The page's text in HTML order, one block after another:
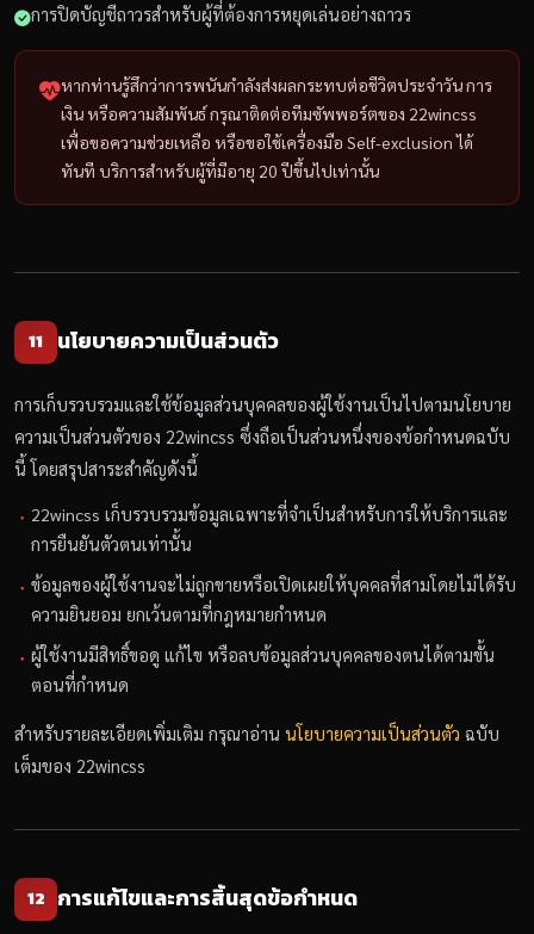
การปิดบัญชีถาวรสำหรับผู้ที่ต้องการหยุดเล่นอย่างถาวร
หากท่านรู้สึกว่าการพนันกำลังส่งผลกระทบต่อชีวิตประจำวัน การ
เงิน หรือความสัมพันธ์ กรุณาติดต่อทีมซัพพอร์ตของ 22wincss
เพื่อขอความช่วยเหลือ หรือขอใช้เครื่องมือ Self-exclusion ได้
ทันที บริการสำหรับผู้ที่มีอายุ 20 ปีขึ้นไปเท่านั้น
11 นโยบายความเป็นส่วนตัว
การเก็บรวบรวมและใช้ข้อมูลส่วนบุคคลของผู้ใช้งานเป็นไปตามนโยบาย
ความเป็นส่วนตัวของ 22wincss ซึ่งถือเป็นส่วนหนึ่งของข้อกำหนดฉบับ
นี้ โดยสรุปสาระสำคัญดังนี้
22wincss เก็บรวบรวมข้อมูลเฉพาะที่จำเป็นสำหรับการให้บริการและ
การยืนยันตัวตนเท่านั้น
ข้อมูลของผู้ใช้งานจะไม่ถูกขายหรือเปิดเผยให้บุคคลที่สามโดยไม่ได้รับ
ความยินยอม ยกเว้นตามที่กฎหมายกำหนด
ผู้ใช้งานมีสิทธิ์ขอดู แก้ไข หรือลบข้อมูลส่วนบุคคลของตนได้ตามขั้น
ตอนที่กำหนด
สำหรับรายละเอียดเพิ่มเติม กรุณาอ่าน นโยบายความเป็นส่วนตัว ฉบับ
เต็มของ 22wincss
12 การแก้ไขและการสิ้นสุดข้อกำหนด